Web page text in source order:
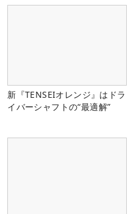
新『TENSEIオレンジ』はドラ
イバーシャフトの“最適解”